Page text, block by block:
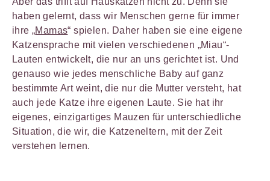
haben gelernt, dass wir Menschen gerne für immer
ihre „Mamas“ spielen. Daher haben sie eine eigene
Katzensprache mit vielen verschiedenen „Miau“-
Lauten entwickelt, die nur an uns gerichtet ist. Und
genauso wie jedes menschliche Baby auf ganz
bestimmte Art weint, die nur die Mutter versteht, hat
auch jede Katze ihre eigenen Laute. Sie hat ihr
eigenes, einzigartiges Mauzen für unterschiedliche
Situation, die wir, die Katzeneltern, mit der Zeit
verstehen lernen.